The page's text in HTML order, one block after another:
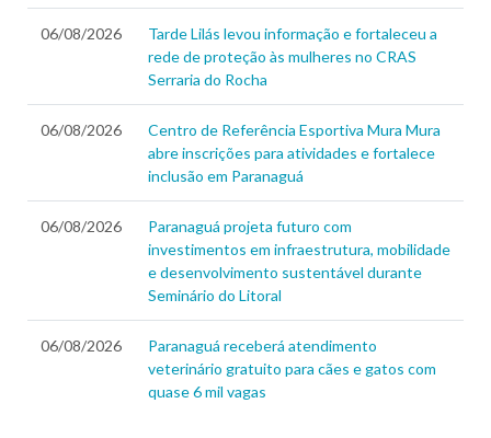
06/08/2026
Tarde Lilás levou informação e fortaleceu a
rede de proteção às mulheres no CRAS
Serraria do Rocha
06/08/2026
Centro de Referência Esportiva Mura Mura
abre inscrições para atividades e fortalece
inclusão em Paranaguá
06/08/2026
Paranaguá projeta futuro com
investimentos em infraestrutura, mobilidade
e desenvolvimento sustentável durante
Seminário do Litoral
06/08/2026
Paranaguá receberá atendimento
veterinário gratuito para cães e gatos com
quase 6 mil vagas